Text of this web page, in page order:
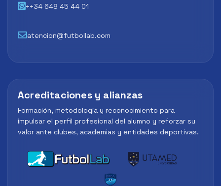
++34 648 45 44 01
atencion@futbollab.com
Acreditaciones y alianzas
Formación, metodología y reconocimiento para
impulsar el perfil profesional del alumno y reforzar su
valor ante clubes, academias y entidades deportivas.